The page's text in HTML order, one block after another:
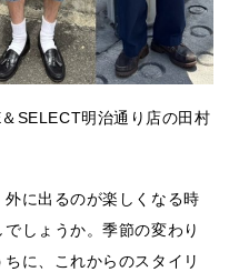
SELECT明治通り店の田村
に出るのが楽しくなる時
しょうか。季節の変わり
に、これからのスタイリ